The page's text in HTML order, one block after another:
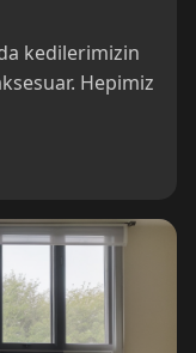
kedilerimizin
Hepimiz